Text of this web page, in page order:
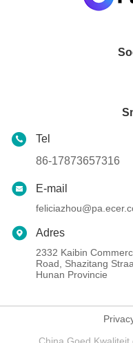
Tel
86-17873657316
E-mail
Adres
2332 Kaibin
Road, Shazitang
Hunan Provincie
China Goed